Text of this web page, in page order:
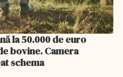
la 50.000 de euro
bovine. Camera
schema